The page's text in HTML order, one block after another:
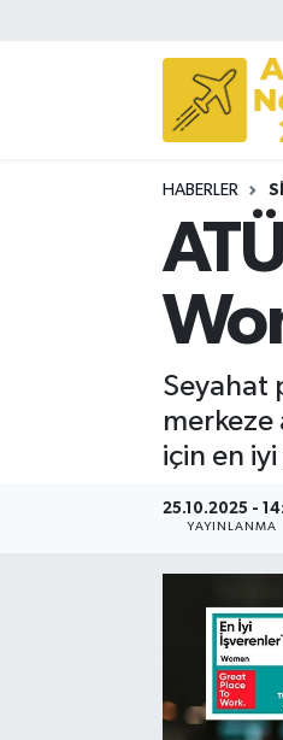
HABERLER
Seyahat
merkeze
için en
25.10.2025 -
YAYINLANMA
Sivil Havacılık